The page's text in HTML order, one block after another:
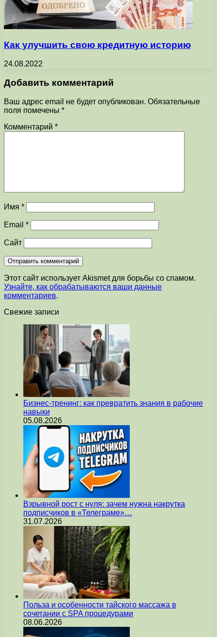
Как улучшить свою кредитную историю
24.08.2022
Добавить комментарий
Ваш адрес email не будет опубликован. Обязательные
поля помечены *
Комментарий *
Имя *
Email *
Сайт
Этот сайт использует Akismet для борьбы со спамом.
Узнайте, как обрабатываются ваши данные
комментариев.
Свежие записи
Бизнес-тренинг: как превратить знания в рабочие
навыки
05.08.2026
Взрывной рост с нуля: зачем нужна накрутка
подписчиков в «Телеграме»…
31.07.2026
Польза и особенности тайского массажа в
сочетании с SPA процедурами
08.06.2026